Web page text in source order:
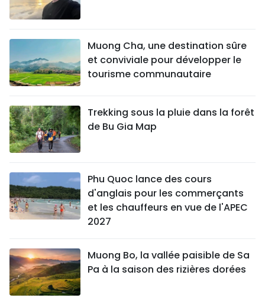
Muong Cha, une destination sûre
et conviviale pour développer le
tourisme communautaire
Trekking sous la pluie dans la forêt
de Bu Gia Map
Phu Quoc lance des cours
d'anglais pour les commerçants
et les chauffeurs en vue de l'APEC
2027
Muong Bo, la vallée paisible de Sa
Pa à la saison des rizières dorées